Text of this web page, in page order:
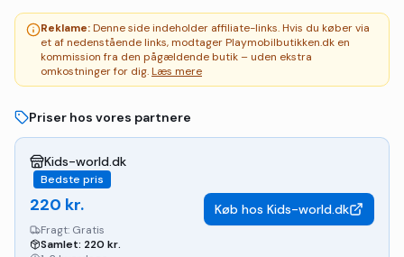
Reklame:Denne side indeholder affiliate-links. Hvis du køber via
et af nedenstående links, modtager Playmobilbutikken.dk en
kommission fra den pågældende butik – uden ekstra
omkostninger for dig.Læs mere
Priser hos vores partnere
Kids-world.dk
Bedste pris
220 kr.
Fragt: Gratis
Samlet: 220 kr.
Køb hos Kids-world.dk